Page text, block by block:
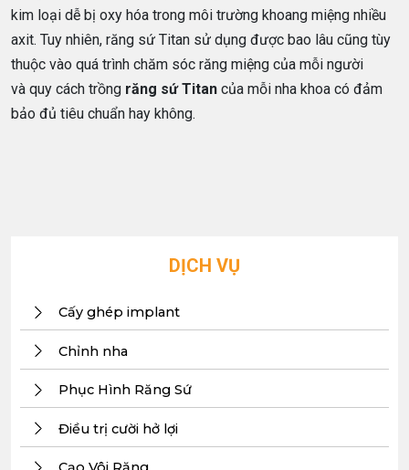
kim loại dễ bị oxy hóa trong môi trường khoang miệng nhiều
axit. Tuy nhiên, răng sứ Titan sử dụng được bao lâu cũng tùy
thuộc vào quá trình chăm sóc răng miệng của mỗi người
và quy cách trồng răng sứ Titan của mỗi nha khoa có đảm
bảo đủ tiêu chuẩn hay không.
DỊCH VỤ
Cấy ghép implant
Chỉnh nha
Phục Hình Răng Sứ
Điều trị cười hở lợi